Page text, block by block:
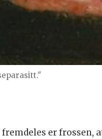
er frossen,